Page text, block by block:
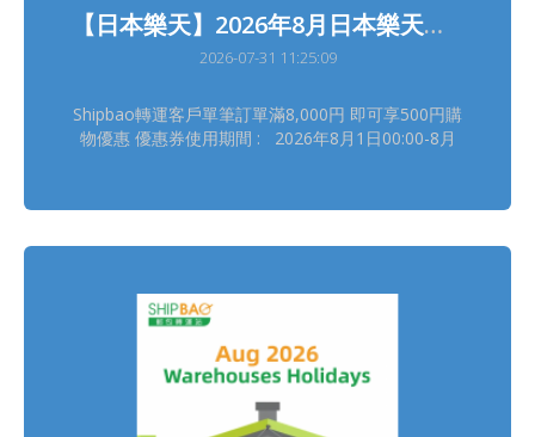
【日本樂天】2026年8月日本樂天轉運優惠
2026-07-31 11:25:09
Shipbao轉運客戶單筆訂單滿8,000円 即可享500円購
物優惠 優惠券使用期間 : 2026年8月1日00:00-8月
https://b.link/SBRTCoupon202608 詳情請瀏覽【樂